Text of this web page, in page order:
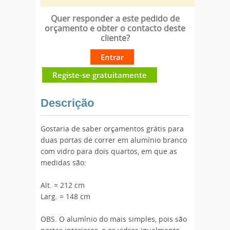
Quer responder a este pedido de
orçamento e obter o contacto deste
cliente?
Entrar
Registe-se gratuitamente
Descrição
Gostaria de saber orçamentos grátis para
duas portas de correr em alumínio branco
com vidro para dois quartos, em que as
medidas são:
Alt. = 212 cm
Larg. = 148 cm
OBS. O alumínio do mais simples, pois são